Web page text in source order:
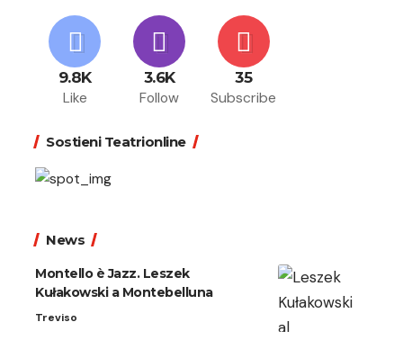
9.8K
Like
3.6K
Follow
35
Subscribe
Sostieni Teatrionline
News
Montello è Jazz. Leszek
Kułakowski a Montebelluna
Treviso